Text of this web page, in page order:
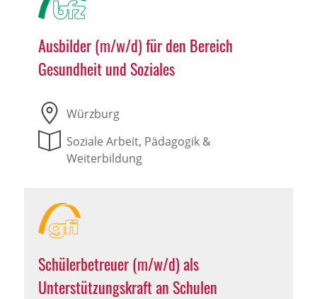
Ausbilder (m/w/d) für den Bereich
Gesundheit und Soziales
Würzburg
Soziale Arbeit, Pädagogik &
Weiterbildung
Schülerbetreuer (m/w/d) als
Unterstützungskraft an Schulen